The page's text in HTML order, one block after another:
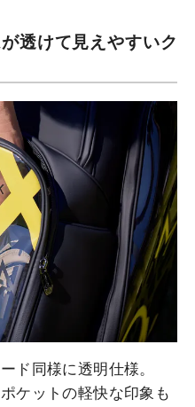
透けて見えやすいク
ド同様に透明仕様。
ケットの軽快な印象も